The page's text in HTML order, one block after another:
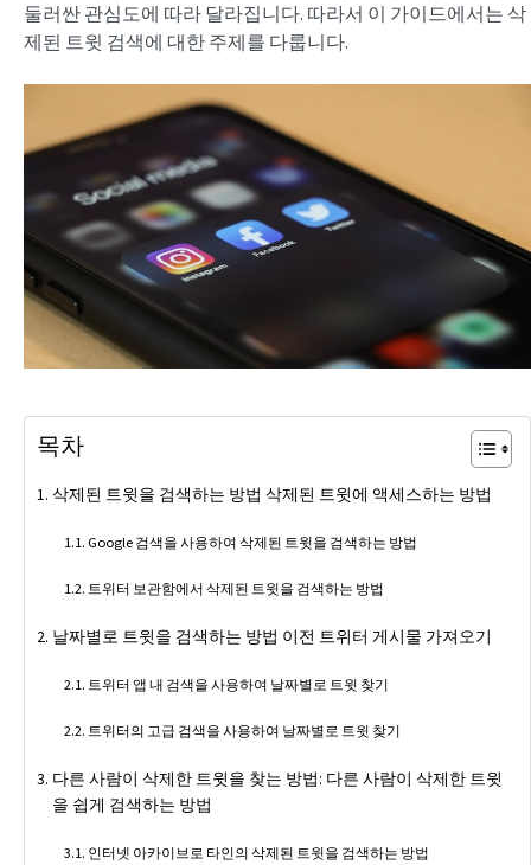
둘러싼 관심도에 따라 달라집니다. 따라서 이 가이드에서는 삭
제된 트윗 검색에 대한 주제를 다룹니다.
목차
삭제된 트윗을 검색하는 방법 삭제된 트윗에 액세스하는 방법
Google 검색을 사용하여 삭제된 트윗을 검색하는 방법
트위터 보관함에서 삭제된 트윗을 검색하는 방법
날짜별로 트윗을 검색하는 방법 이전 트위터 게시물 가져오기
트위터 앱 내 검색을 사용하여 날짜별로 트윗 찾기
트위터의 고급 검색을 사용하여 날짜별로 트윗 찾기
다른 사람이 삭제한 트윗을 찾는 방법: 다른 사람이 삭제한 트윗
을 쉽게 검색하는 방법
인터넷 아카이브로 타인의 삭제된 트윗을 검색하는 방법